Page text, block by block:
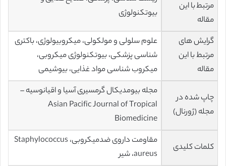
مرتبط با این
مقاله
بیوتکنولوژی
گرایش های
مرتبط با این
مقاله
علوم سلولی و مولکولی، میکروبیولوژی، باکتری
شناسی پزشکی، بیوتکنولوژی میکروبی،
میکروب شناسی مواد غذایی، بیوشیمی
چاپ شده در
مجله (ژورنال)
مجله بیومدیکال گرمسیری آسیا و اقیانوسیه –
Asian Pacific Journal of Tropical
Biomedicine
کلمات کلیدی
مقاومت داروی ضدمیکروبی، Staphylococcus
aureus، شیر